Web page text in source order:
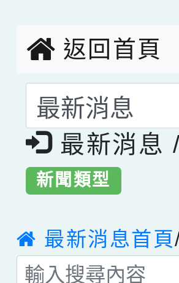
返回首頁
選擇後頁面
最新消息
新聞類型
最新消息首頁